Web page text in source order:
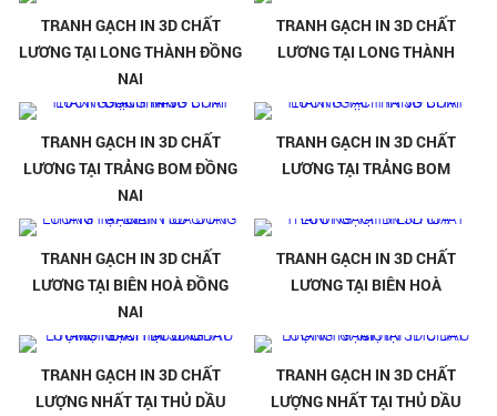
TRANH GẠCH IN 3D CHẤT
LƯƠNG TẠI LONG THÀNH ĐỒNG
NAI
TRANH GẠCH IN 3D CHẤT
LƯƠNG TẠI LONG THÀNH
TRANH GẠCH IN 3D CHẤT
LƯƠNG TẠI TRẢNG BOM ĐỒNG
NAI
TRANH GẠCH IN 3D CHẤT
LƯƠNG TẠI TRẢNG BOM
TRANH GẠCH IN 3D CHẤT
LƯƠNG TẠI BIÊN HOÀ ĐỒNG
NAI
TRANH GẠCH IN 3D CHẤT
LƯƠNG TẠI BIÊN HOÀ
TRANH GẠCH IN 3D CHẤT
LƯỢNG NHẤT TẠI THỦ DẦU
TRANH GẠCH IN 3D CHẤT
LƯỢNG NHẤT TẠI THỦ DẦU